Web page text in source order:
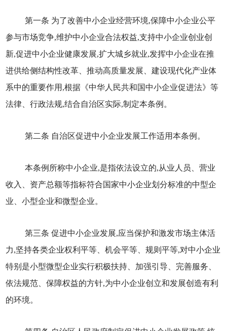
第一条 为了改善中小企业经营环境,保障中小企业公平
参与市场竞争,维护中小企业合法权益,支持中小企业创业创
新,促进中小企业健康发展,扩大城乡就业,发挥中小企业在推
进供给侧结构性改革、推动高质量发展、建设现代化产业体
系中的重要作用,根据《中华人民共和国中小企业促进法》等
法律、行政法规,结合自治区实际,制定本条例。
第二条 自治区促进中小企业发展工作适用本条例。
本条例所称中小企业,是指依法设立的,从业人员、营业
收入、资产总额等指标符合国家中小企业划分标准的中型企
业、小型企业和微型企业。
第三条 促进中小企业发展,应当保护和激发市场主体活
力,坚持各类企业权利平等、机会平等、规则平等,对中小企业
特别是小型微型企业实行积极扶持、加强引导、完善服务、
依法规范、保障权益的方针,为中小企业创立和发展创造有利
的环境。